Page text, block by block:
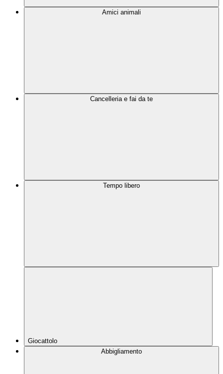
Amici animali
Cancelleria e fai da te
Tempo libero
Giocattolo
Abbigliamento